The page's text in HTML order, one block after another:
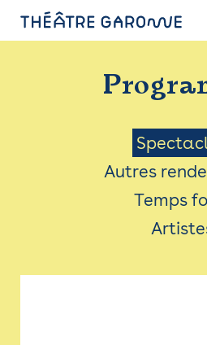
PROGRAMME
INFOS PRATIQUES
AVEC LES PUBLICS
ACCESSIBILITÉ
LES
Menu
Saison
Autres
Temps